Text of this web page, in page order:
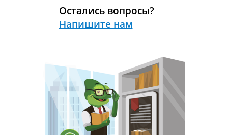
Остались вопросы?
Напишите нам